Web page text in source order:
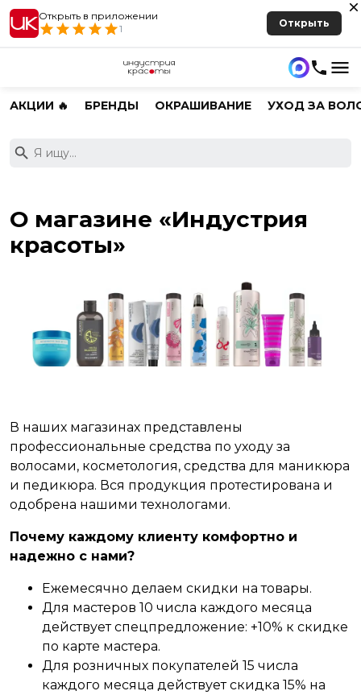
Открыть в приложении
1
Открыть
АКЦИИ 🔥 БРЕНДЫ ОКРАШИВАНИЕ УХОД ЗА
О магазине «‎Индустрия
красоты»
В наших магазинах представлены
профессиональные средства по уходу за
волосами, косметология, средства для маникюра
и педикюра. Вся продукция протестирована и
одобрена нашими технологами.
Почему каждому клиенту комфортно и
надежно с нами?
Ежемесячно делаем скидки на товары.
Для мастеров 10 числа каждого месяца
действует спецпредложение: +10% к скидке
по карте мастера.
Для розничных покупателей 15 числа
каждого месяца действует скидка 15% на